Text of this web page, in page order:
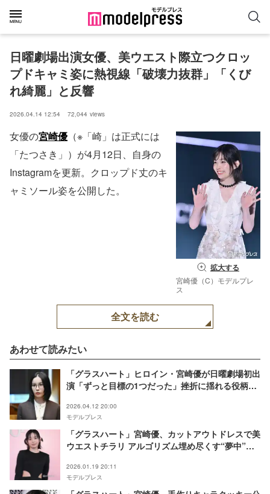
日曜劇場出演女優、美ウエスト際立つクロッ
プドキャミ姿に熱視線「破壊力抜群」「くび
れ綺麗」と反響
2026.04.14 12:54 72,044 views
拡大する
宮崎優（C）モデルプレ
ス
女優の宮崎優 （※「崎」は正式には
「たつさき」）が4月12日、自身の
Instagramを更新。クロップド丈のキ
ャミソール姿を公開した。
全文を読む
あわせて読みたい
「グラスハート」ヒロイン・宮崎優が日曜劇場初出
演「ずっと目標の1つだった」挫折に揺れる役柄に
2026.04.12 20:00
モデルプレス
「グラスハート」宮崎優、カットアウトドレスで美
ウエストチラリ アルゴリズム埋め尽くす“夢中”な
ョップ】
2026.01.19 20:11
モデルプレス